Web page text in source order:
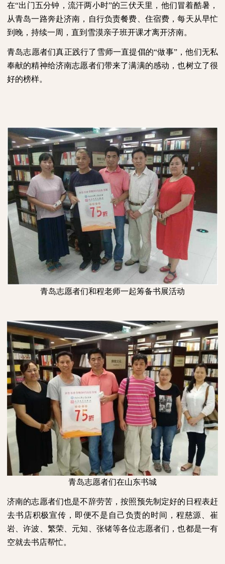
在“出门五分钟，流汗两小时”的三伏天里，他们冒着酷暑，
从青岛一路奔赴济南，自行负责餐费、住宿费，每天从早忙
到晚，持续一周，直到雪漠亲子班开课才离开济南。
青岛志愿者们真正践行了雪师一直提倡的“做事”，他们无私
奉献的精神给济南志愿者们带来了满满的感动，也树立了很
好的榜样。
青岛志愿者们和程老师一起筹备书展活动
青岛志愿者们在山东书城
济南的志愿者们也是不辞劳苦，按照预先制定好的日程表赶
去书店积极宣传，即便不是自己负责的时间，程慈源、崔
岩、许波、繁荣、元知、张锗等各位志愿者们，也都是一有
空就去书店帮忙。